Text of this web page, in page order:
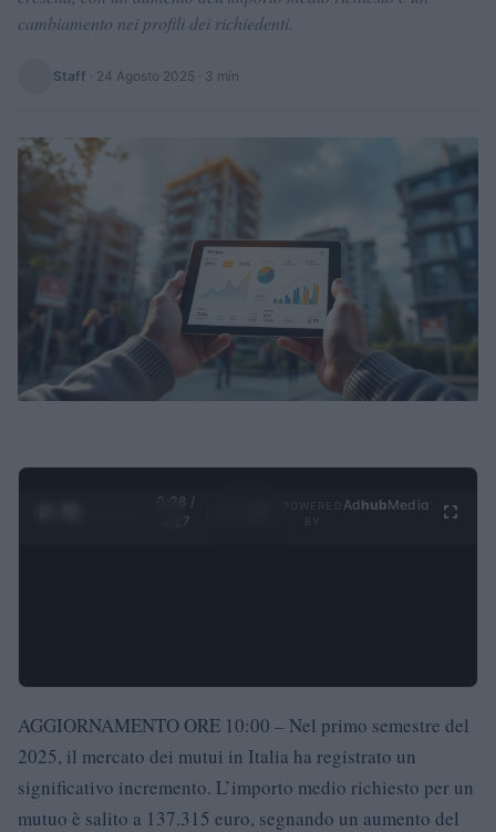
cambiamento nei profili dei richiedenti.
Staff · 24 Agosto 2025 · 3 min
0:29 /
4:27
Ad hubMedia
AGGIORNAMENTO ORE 10:00 – Nel primo semestre del
2025, il mercato dei mutui in Italia ha registrato un
significativo incremento. L’importo medio richiesto per un
mutuo è salito a 137.315 euro, segnando un aumento del